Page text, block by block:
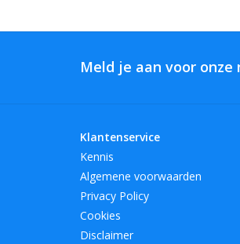
Meld je aan voor onze
Klantenservice
Kennis
Algemene voorwaarden
Privacy Policy
Cookies
Disclaimer